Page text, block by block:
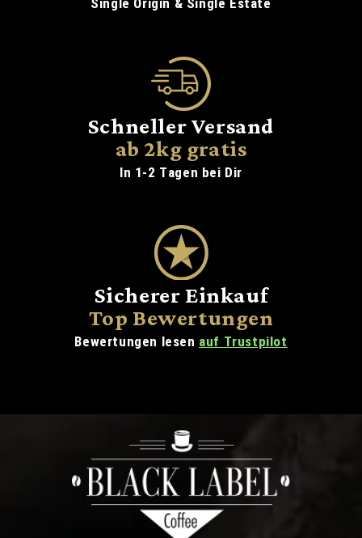
Schneller Versand
ab 2kg gratis
In 1-2 Tagen bei Dir
Sicherer Einkauf
Top Bewertungen
Bewertungen lesen auf Trustpilot